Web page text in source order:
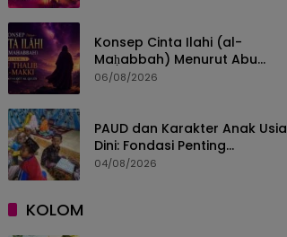
Konsep Cinta Ilahi (al-
Maḥabbah) Menurut Abu
Thalib al-Makki dalam Qūt al-
06/08/2026
PAUD dan Karakter Anak Usia
Dini: Fondasi Penting
Pembentukan Generasi Masa
04/08/2026
KOLOM